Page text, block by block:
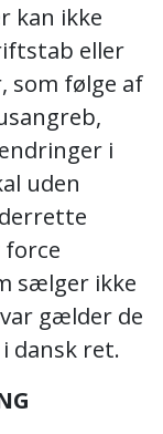
kan ikke
eller
som følge af
i
uden
sælger ikke
gælder de
dansk ret.